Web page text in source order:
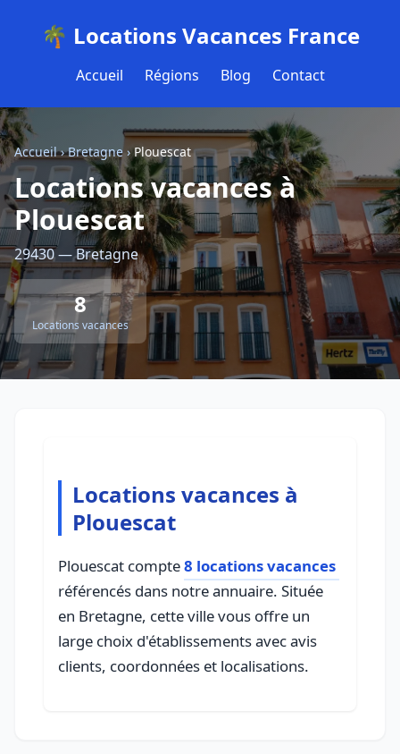
🌴 Locations Vacances France
Accueil Régions Blog Contact
Accueil›Bretagne›Plouescat
Locations vacances à
Plouescat
29430 — Bretagne
8
Locations vacances
Locations vacances à
Plouescat
Plouescat compte8 locations vacances
référencés dans notre annuaire. Située
en Bretagne, cette ville vous offre un
large choix d'établissements avec avis
clients, coordonnées et localisations.